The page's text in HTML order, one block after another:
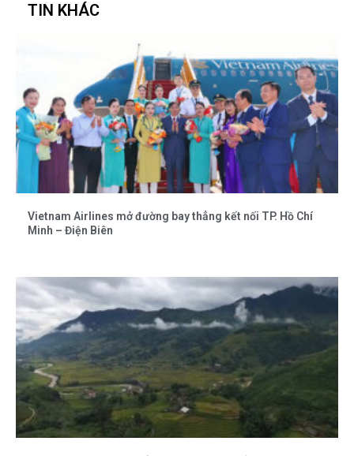
TIN KHÁC
Vietnam Airlines mở đường bay thẳng kết nối TP. Hồ Chí
Minh – Điện Biên